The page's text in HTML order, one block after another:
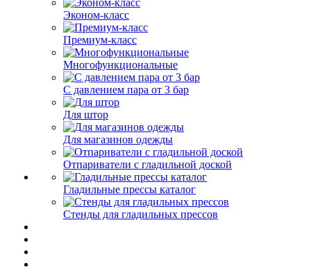
Эконом-класс
Премиум-класс
Многофункциональные
С давлением пара от 3 бар
Для штор
Для магазинов одежды
Отпариватели с гладильной доской
Гладильные прессы каталог
Стенды для гладильных прессов